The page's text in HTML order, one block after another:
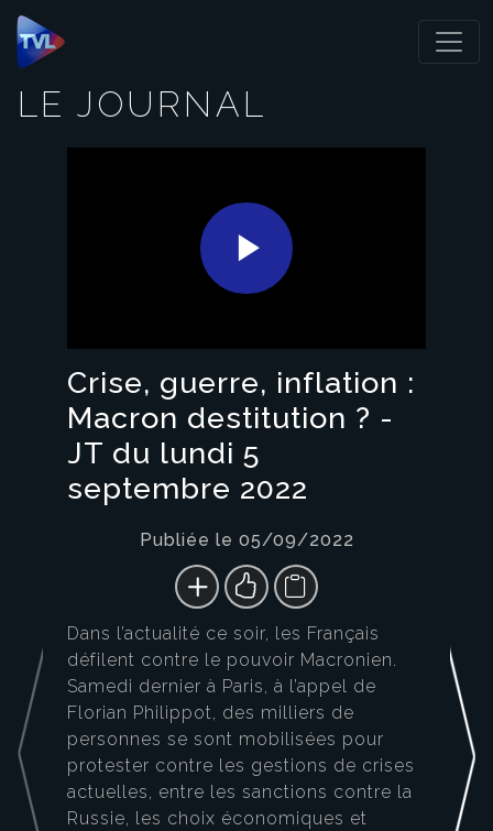
Panneau de gestion des cookies
LE JOURNAL
Play
Video
Crise, guerre, inflation :
Macron destitution ? -
JT du lundi 5
septembre 2022
Publiée le 05/09/2022
Dans l’actualité ce soir, les Français
défilent contre le pouvoir Macronien.
Samedi dernier à Paris, à l’appel de
Florian Philippot, des milliers de
personnes se sont mobilisées pour
protester contre les gestions de crises
actuelles, entre les sanctions contre la
Russie, les choix économiques et